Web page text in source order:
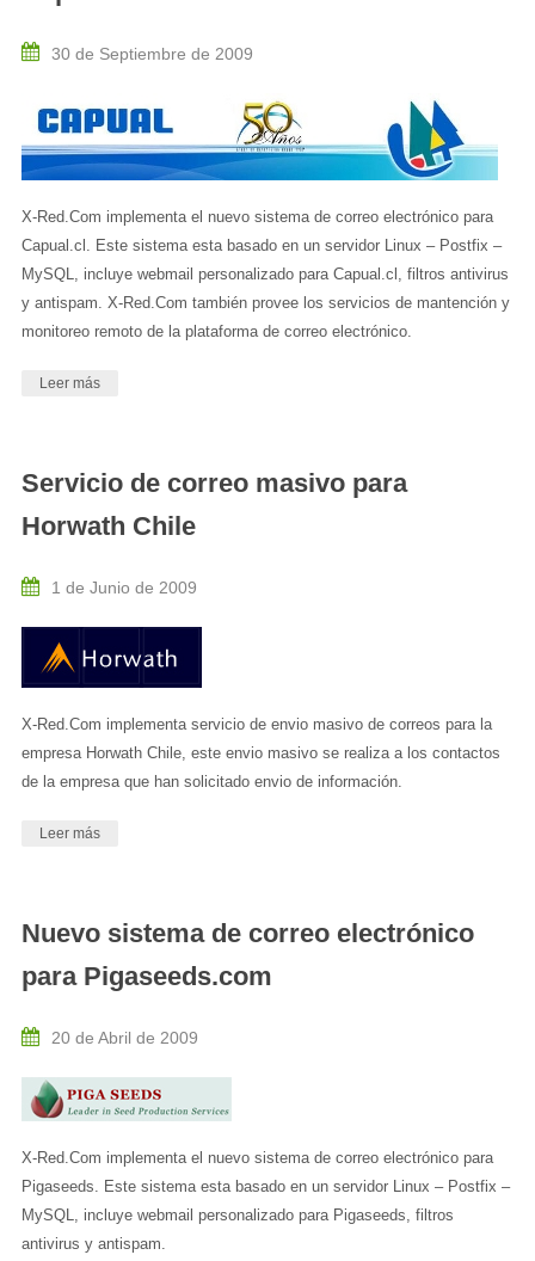
30 de Septiembre de 2009
X-Red.Com implementa el nuevo sistema de correo electrónico para
Capual.cl. Este sistema esta basado en un servidor Linux – Postfix –
MySQL, incluye webmail personalizado para Capual.cl, filtros antivirus
y antispam. X-Red.Com también provee los servicios de mantención y
monitoreo remoto de la plataforma de correo electrónico.
Leer más
Servicio de correo masivo para
Horwath Chile
1 de Junio de 2009
X-Red.Com implementa servicio de envio masivo de correos para la
empresa Horwath Chile, este envio masivo se realiza a los contactos
de la empresa que han solicitado envio de información.
Leer más
Nuevo sistema de correo electrónico
para Pigaseeds.com
20 de Abril de 2009
X-Red.Com implementa el nuevo sistema de correo electrónico para
Pigaseeds. Este sistema esta basado en un servidor Linux – Postfix –
MySQL, incluye webmail personalizado para Pigaseeds, filtros
antivirus y antispam.